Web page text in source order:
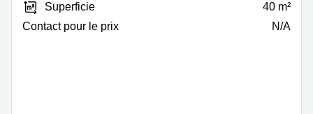
Centre
d'affaires
Montpellier
6,
Reims
Superficie
40 m²
Contact pour le prix
N/A